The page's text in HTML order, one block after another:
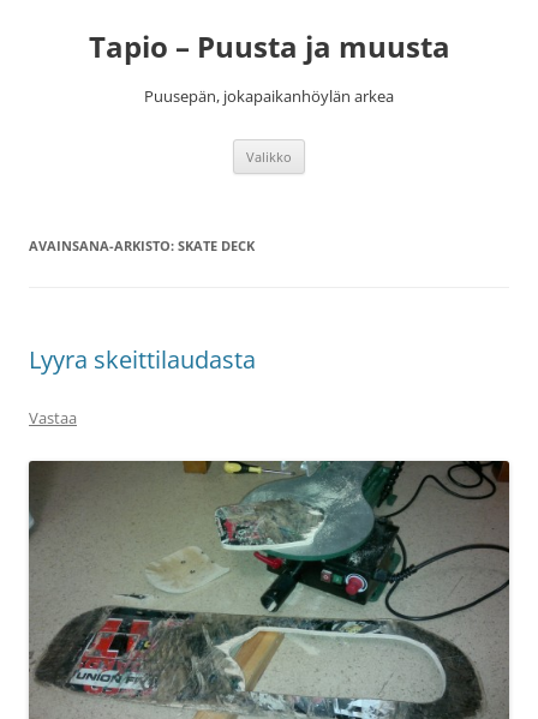
Tapio – Puusta ja muusta
Puusepän, jokapaikanhöylän arkea
Valikko
AVAINSANA-ARKISTO: SKATE DECK
Lyyra skeittilaudasta
Vastaa